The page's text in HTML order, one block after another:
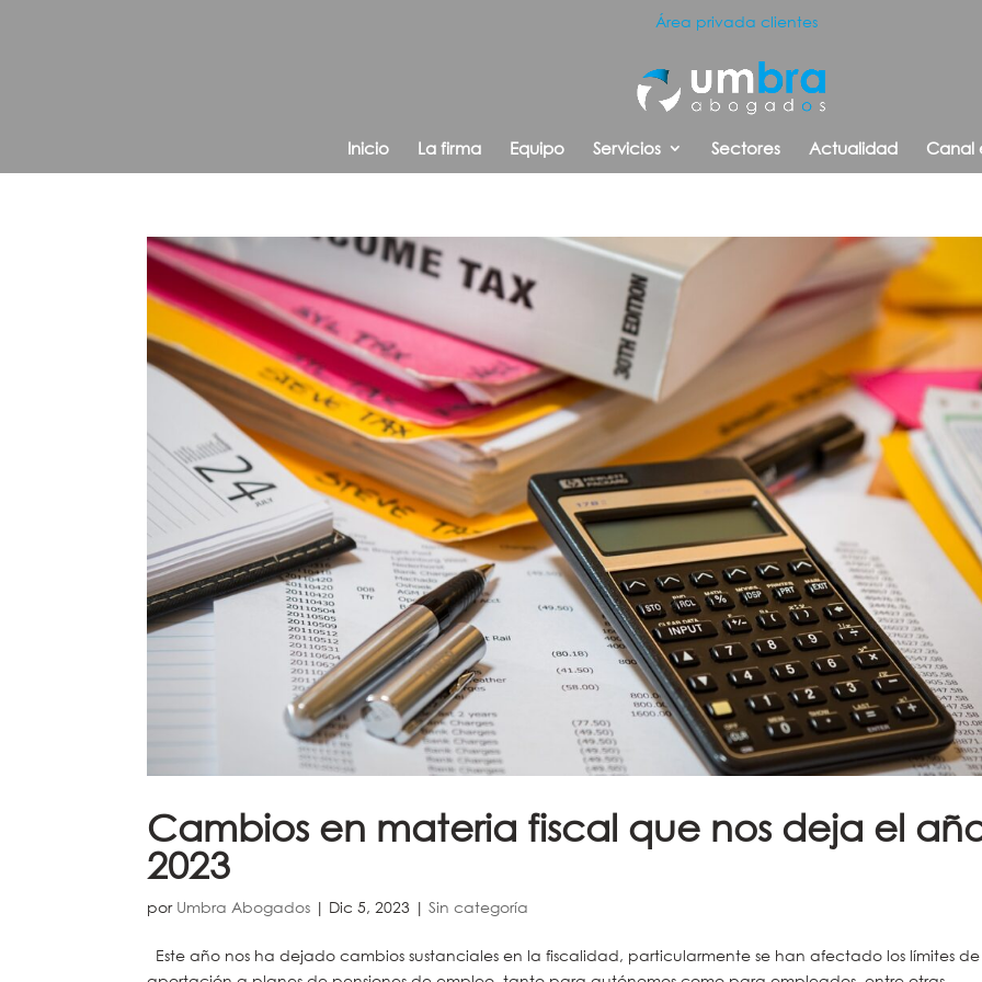
Área privada clientes
Inicio La firma Equipo Servicios Sectores Actualidad Canal
Cambios en materia fiscal que nos deja el
2023
por Umbra Abogados | Dic 5, 2023 |Sin categoría
Este año nos ha dejado cambios sustanciales en la fiscalidad, particularmente se han afectado los límites de